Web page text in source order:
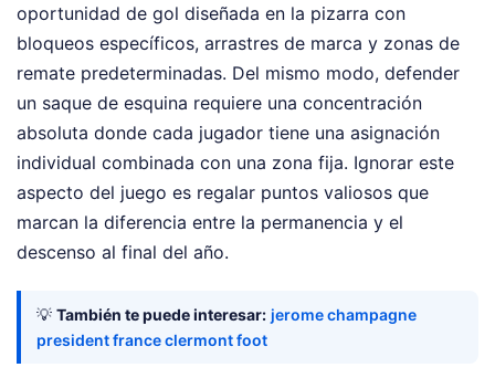
oportunidad de gol diseñada en la pizarra con
bloqueos específicos, arrastres de marca y zonas de
remate predeterminadas. Del mismo modo, defender
un saque de esquina requiere una concentración
absoluta donde cada jugador tiene una asignación
individual combinada con una zona fija. Ignorar este
aspecto del juego es regalar puntos valiosos que
marcan la diferencia entre la permanencia y el
descenso al final del año.
💡 También te puede interesar: jerome champagne
president france clermont foot